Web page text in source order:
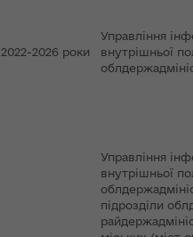
2022-2026 роки
Управління
внутрішньої
Управління
внутрішньої
підрозділи